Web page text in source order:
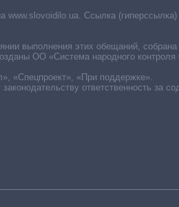
Ссылка (гиперссылка)
выполнения этих обещаний, собрана
ОО «Система народного контроля
«Спецпроект», «При поддержке».
ответственность за